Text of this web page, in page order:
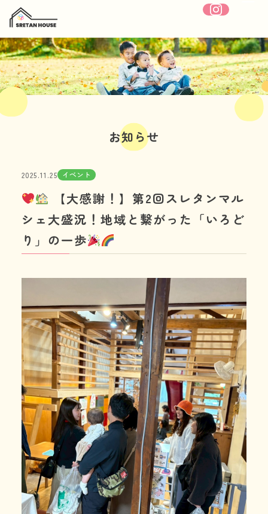
ホーム
SRETANHOUSEについて
施設紹介
1日の流れ
年間行事
年齢と定員
施設情報
お知らせ
事業所の評価
06-7505-2131
体験に行ってみる
お知らせ
2025.11.25 イベント
【大感謝！】第2回スレタンマル
シェ大盛況！地域と繋がった「いろど
り」の一歩